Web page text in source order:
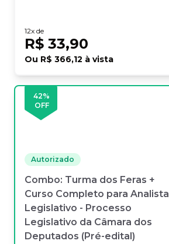
12x de
R$ 33,90
Ou R$ 366,12 à vista
42%
OFF
Autorizado
Combo: Turma dos Feras +
Curso Completo para Analista
Legislativo - Processo
Legislativo da Câmara dos
Deputados (Pré-edital)